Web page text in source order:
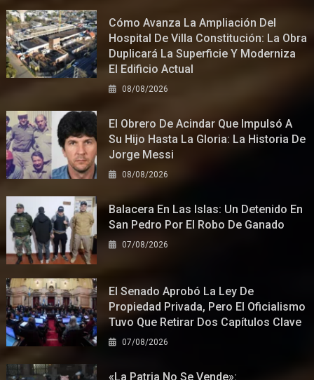
Cómo Avanza La Ampliación Del
Hospital De Villa Constitución: La Obra
Duplicará La Superficie Y Moderniza
El Edificio Actual
08/08/2026
El Obrero De Acindar Que Impulsó A
Su Hijo Hasta La Gloria: La Historia De
Jorge Messi
08/08/2026
Balacera En Las Islas: Un Detenido En
San Pedro Por El Robo De Ganado
07/08/2026
El Senado Aprobó La Ley De
Propiedad Privada, Pero El Oficialismo
Tuvo Que Retirar Dos Capítulos Clave
07/08/2026
«La Patria No Se Vende»: